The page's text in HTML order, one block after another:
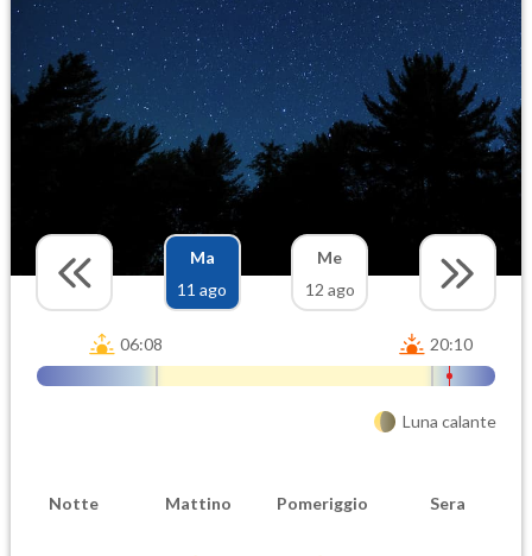
Ma
11 ago
Me
12 ago
06:08 20:10
Luna calante
Notte Mattino Pomeriggio Sera